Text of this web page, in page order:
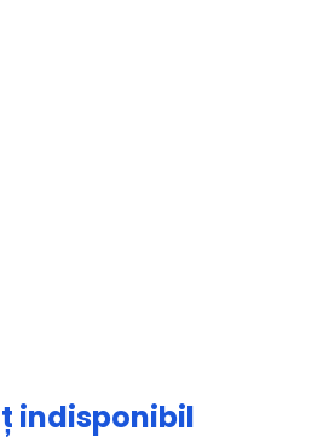
indisponibil